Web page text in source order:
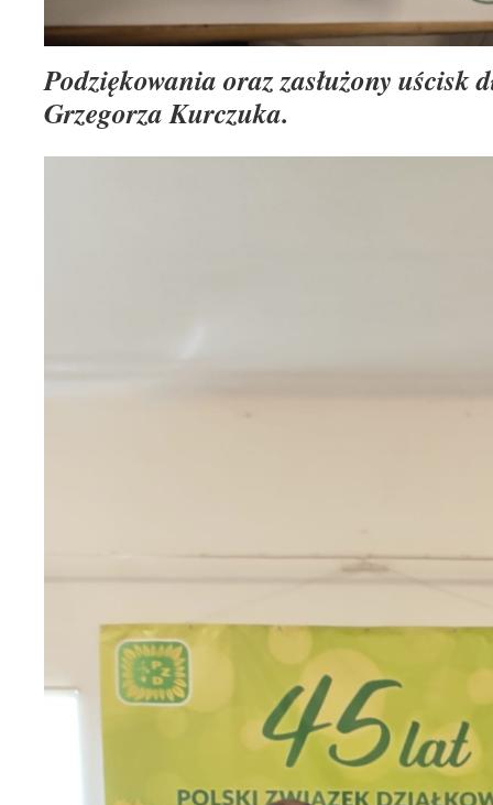
Podziękowania oraz zasłużony uścisk
Grzegorza Kurczuka.